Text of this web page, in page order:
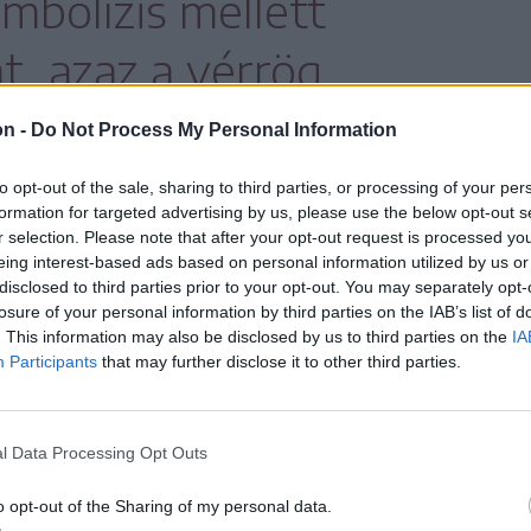
- Do Not Process My Personal Information
opt-out of the sale, sharing to third parties, or processing of your
for targeted advertising by us, please use the below opt-out
selection. Please note that after your opt-out request is processed
interest-based ads based on personal information utilized by us
to third parties prior to your opt-out. You may separately
of your personal information by third parties on the IAB’s list of
This information may also be disclosed by us to third parties on the
Participants that may further disclose it to other third parties.
Data Processing Opt Outs
opt-out of the Sharing of my personal data.
azaz a vérrög
is el fogják tudni
és életminőségének javítására.